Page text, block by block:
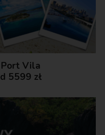
Vila
5599 zł